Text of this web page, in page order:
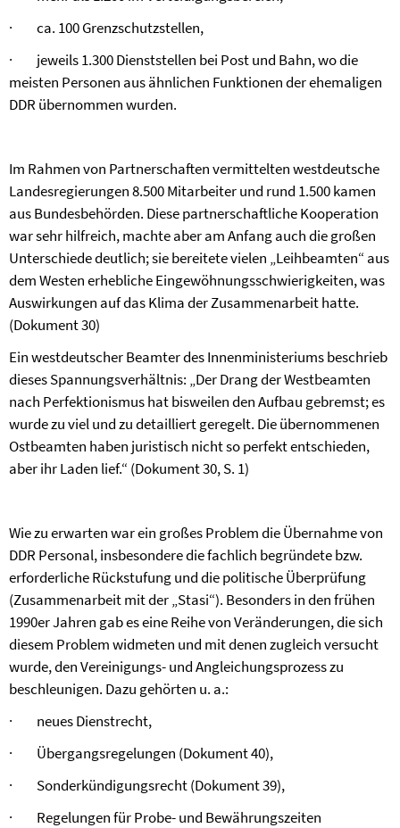
·
ca. 100 Grenzschutzstellen,
·
jeweils 1.300 Dienststellen bei Post und Bahn, wo die
meisten Personen aus ähnlichen Funktionen der ehemaligen
DDR übernommen wurden.
Im Rahmen von Partnerschaften vermittelten westdeutsche
Landesregierungen 8.500 Mitarbeiter und rund 1.500 kamen
aus Bundesbehörden. Diese partnerschaftliche Kooperation
war sehr hilfreich, machte aber am Anfang auch die großen
Unterschiede deutlich; sie bereitete vielen „Leihbeamten“ aus
dem Westen erhebliche Eingewöhnungsschwierigkeiten, was
Auswirkungen auf das Klima der Zusammenarbeit hatte.
(Dokument 30)
Ein westdeutscher Beamter des Innenministeriums beschrieb
dieses Spannungsverhältnis: „Der Drang der Westbeamten
nach Perfektionismus hat bisweilen den Aufbau gebremst; es
wurde zu viel und zu detailliert geregelt. Die übernommenen
Ostbeamten haben juristisch nicht so perfekt entschieden,
aber ihr Laden lief.“ (Dokument 30, S. 1)
Wie zu erwarten war ein großes Problem die Übernahme von
DDR Personal, insbesondere die fachlich begründete bzw.
erforderliche Rückstufung und die politische Überprüfung
(Zusammenarbeit mit der „Stasi“). Besonders in den frühen
1990er Jahren gab es eine Reihe von Veränderungen, die sich
diesem Problem widmeten und mit denen zugleich versucht
wurde, den Vereinigungs- und Angleichungsprozess zu
beschleunigen. Dazu gehörten u. a.:
·
neues Dienstrecht,
·
Übergangsregelungen (Dokument 40),
·
Sonderkündigungsrecht (Dokument 39),
·
Regelungen für Probe- und Bewährungszeiten